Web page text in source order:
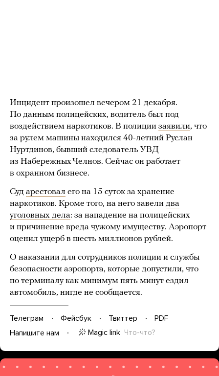
Инцидент произошел вечером 21 декабря.
По данным полицейских, водитель был под
воздействием наркотиков. В полиции заявили, что
за рулем машины находился 40-летний Руслан
Нуртдинов, бывший следователь УВД
из Набережных Челнов. Сейчас он работает
в охранном бизнесе.
Суд арестовал его на 15 суток за хранение
наркотиков. Кроме того, на него завели два
уголовных дела: за нападение на полицейских
и причинение вреда чужому имуществу. Аэропорт
оценил ущерб в шесть миллионов рублей.
О наказании для сотрудников полиции и службы
безопасности аэропорта, которые допустили, что
по терминалу как минимум пять минут ездил
автомобиль, нигде не сообщается.
Телеграм Фейсбук Твиттер
PDF
Напишите нам
Magic link Что-что?